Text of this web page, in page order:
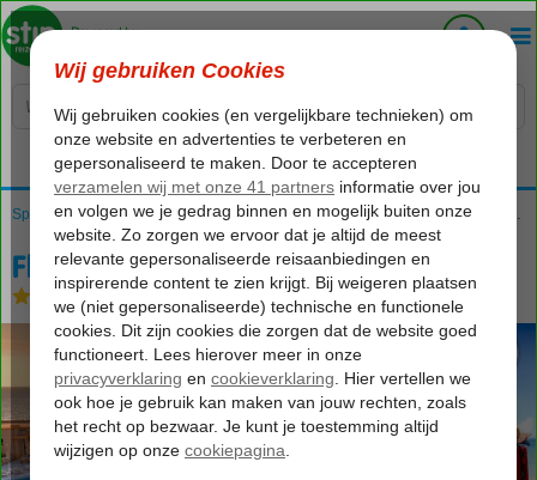
Voelt als thuiskomen...
Canarische Eilanden Fuerteventura Costa Calma Fly & Go SBH Monica Beach
Fly & Go SBH Monica Beach
All Inclusive- Aparthotel